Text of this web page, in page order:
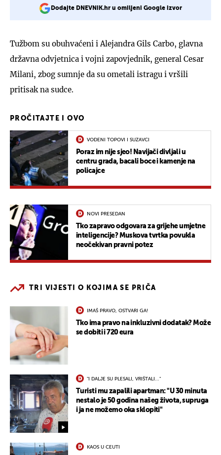
Dodajte DNEVNIK.hr u omiljeni Google izvor
Tužbom su obuhvaćeni i Alejandra Gils Carbo, glavna
državna odvjetnica i vojni zapovjednik, general Cesar
Milani, zbog sumnje da su ometali istragu i vršili
pritisak na sudce.
PROČITAJTE I OVO
VODENI TOPOVI I SUZAVCI
Poraz im nije sjeo! Navijači divljali u
centru grada, bacali boce i kamenje na
policajce
NOVI PRESEDAN
Tko zapravo odgovara za grijehe umjetne
inteligencije? Muskova tvrtka povukla
neočekivan pravni potez
TRI VIJESTI O KOJIMA SE PRIČA
IMAŠ PRAVO, OSTVARI GA!
Tko ima pravo na inkluzivni dodatak? Može
se dobiti i 720 eura
"I DALJE SU PLESALI, VRIŠTALI..."
Turisti mu zapalili apartman: "U 30 minuta
nestalo je 50 godina našeg života, supruga
i ja ne možemo oka sklopiti"
KAOS U CEUTI